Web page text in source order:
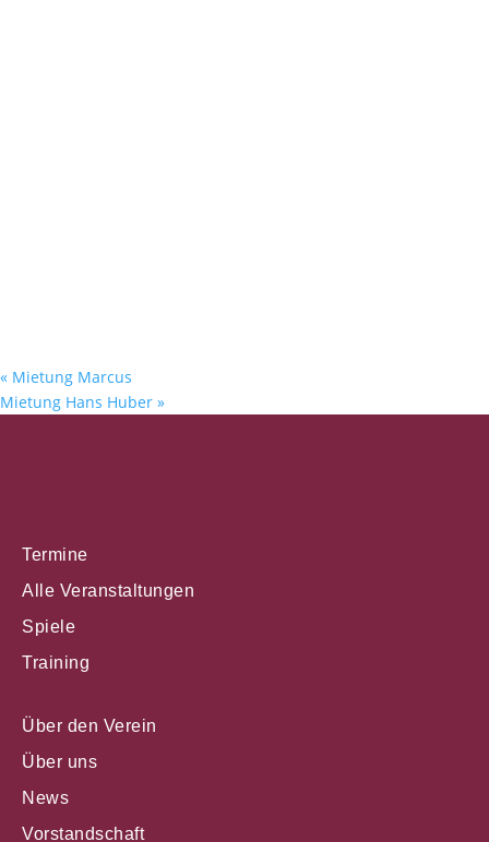
« Mietung Marcus
Mietung Hans Huber »
Termine
Alle Veranstaltungen
Spiele
Training
Über den Verein
Über uns
News
Vorstandschaft